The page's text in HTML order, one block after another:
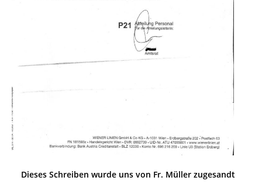
Dieses Schreiben wurde uns von Fr. Müller zugesandt